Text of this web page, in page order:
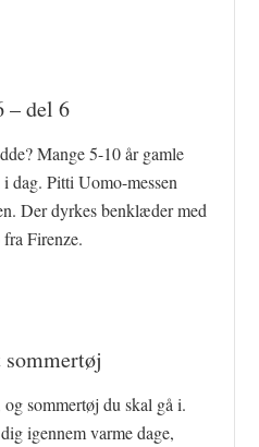
– del 6
Mange 5-10 år gamle
dag. Pitti Uomo-messen
Der dyrkes benklæder med
Firenze.
sommertøj du skal gå i.
igennem varme dage,